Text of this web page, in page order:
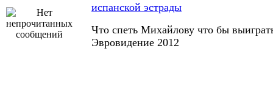
испанской эстрады
Что спеть Михайлову что бы
Эвровидение 2012